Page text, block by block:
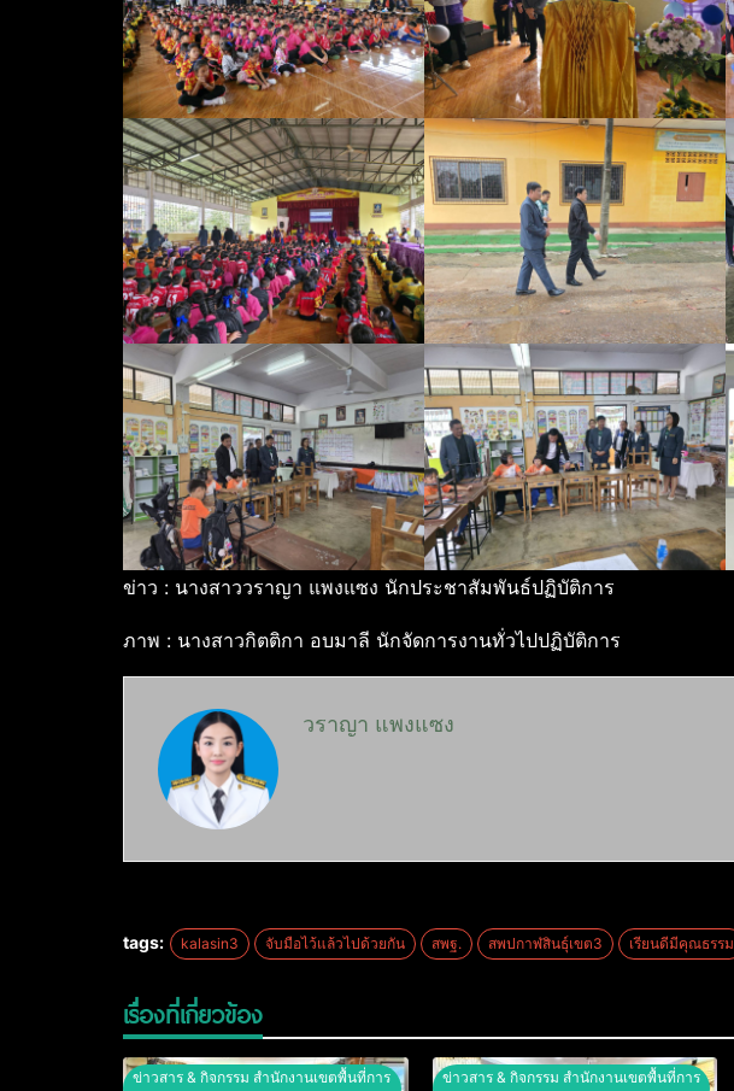
ข่าว : นางสาววราญา แพงแซง นักประชาสัมพันธ์ปฏิบัติการ
ภาพ : นางสาวกิตติกา อบมาลี นักจัดการงานทั่วไปปฏิบัติการ
วราญา แพงแซง
tags: kalasin3 จับมือไว้แล้วไปด้วยกัน สพฐ. สพปกาฬสินธุ์เขต3 เรียนดีมีคุณธรรม
เรื่องที่เกี่ยวข้อง
ข่าวสาร & กิจกรรม สำนักงานเขตพื้นที่การ
ข่าวสาร & กิจกรรม สำนักงานเขตพื้นที่การ